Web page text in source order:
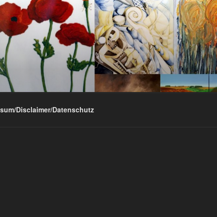
Disclaimer/Datenschutz